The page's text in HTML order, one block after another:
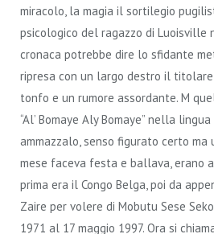
miracolo, la magia il sortilegio
psicologico del ragazzo di Luoisville
cronaca potrebbe dire lo sfidante
ripresa con un largo destro il
tonfo e un rumore assordante. M
“Al’ Bomaye Aly Bomaye” nella
ammazzalo, senso figurato certo ma
mese faceva festa e ballava, erano
prima era il Congo Belga, poi da
Zaire per volere di Mobutu Sese
1971 al 17 maggio 1997. Ora si